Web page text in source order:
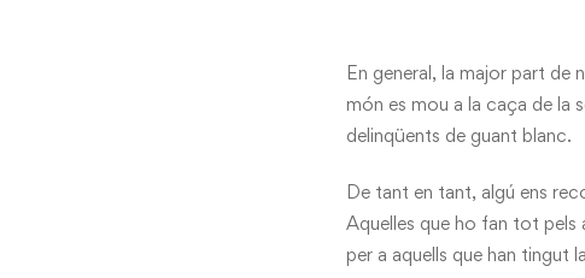
En general, la major part de
món es mou a la caça de la
delinqüents de guant blanc.
De tant en tant, algú ens
Aquelles que ho fan tot pels
per a aquells que han tingut